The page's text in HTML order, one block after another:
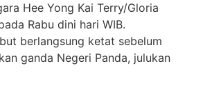
Hee Yong Kai Terry/Gloria
Rabu dini hari WIB.
berlangsung ketat sebelum
ganda Negeri Panda, julukan